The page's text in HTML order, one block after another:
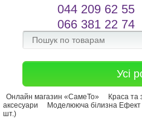
salessameto@gmail.com
Зворотній зв'язок
044 209 62 55
066 381 22 74
Усі
Онлайн магазин «СамеТо» Краса та
аксесуари
Моделююча білизна Ефект
шт.)